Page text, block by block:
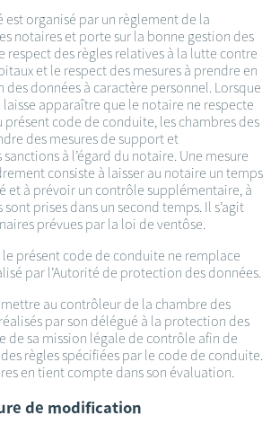
organisé par un règlement de la
notaires et porte sur la bonne gestion des
respect des règles relatives à la lutte contre
et le respect des mesures à prendre en
données à caractère personnel. Lorsque
apparaître que le notaire ne respecte
code de conduite, les chambres des
des mesures de support et
à l’égard du notaire. Une mesure
consiste à laisser au notaire un temps
et à prévoir un contrôle supplémentaire, à
sont prises dans un second temps. Il s’agit
prévues par la loi de ventôse.
présent code de conduite ne remplace
par l’Autorité de protection des données.
au contrôleur de la chambre des
par son délégué à la protection des
de sa mission légale de contrôle afin de
règles spécifiées par le code de conduite.
en tient compte dans son évaluation.
de modification